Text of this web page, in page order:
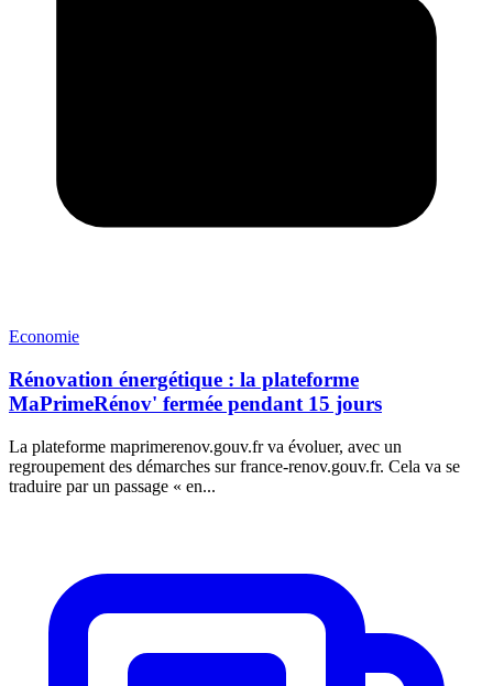
Economie
Rénovation énergétique : la plateforme
MaPrimeRénov' fermée pendant 15 jours
La plateforme maprimerenov.gouv.fr va évoluer, avec un
regroupement des démarches sur france-renov.gouv.fr. Cela va se
traduire par un passage « en...